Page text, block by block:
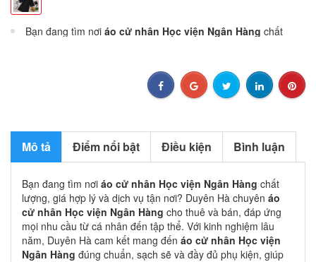
Bạn đang tìm nơi áo cử nhân Học viện Ngân Hàng chất
Duyên Hà cam kết mang đếnáo cử nhân Học viện Ngân
đúng chuẩn, sạch sẽ và đầy đủ phụ kiện, giúp buổi lễ tốt
nghiệp của bạn hoàn hảo. Nếu bạn cần mua hoặc thuê
áo cử
tâm lựa chọn.
Mô tả Điểm nổi bật Điều kiện Bình luận
Bạn đang tìm nơi áo cử nhân Học viện Ngân Hàng chất
lượng, giá hợp lý và dịch vụ tận nơi? Duyên Hà chuyên áo
cử nhân Học viện Ngân Hàng cho thuê và bán, đáp ứng
mọi nhu cầu từ cá nhân đến tập thể. Với kinh nghiệm lâu
năm, Duyên Hà cam kết mang đến áo cử nhân Học viện
Ngân Hàng đúng chuẩn, sạch sẽ và đầy đủ phụ kiện, giúp